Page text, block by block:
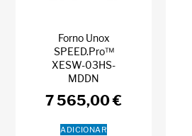
Forno Unox
SPEED.Pro™
XESW-03HS-
MDDN
7 565,00€
ADICIONAR